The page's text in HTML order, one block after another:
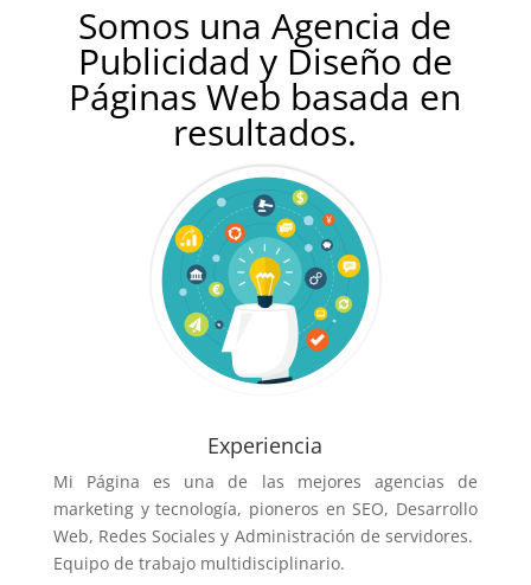
Somos una Agencia de
Publicidad y Diseño de
Páginas Web basada en
resultados.
Experiencia
Mi Página es una de las mejores agencias de
marketing y tecnología, pioneros en SEO, Desarrollo
Web, Redes Sociales y Administración de servidores.
Equipo de trabajo multidisciplinario.